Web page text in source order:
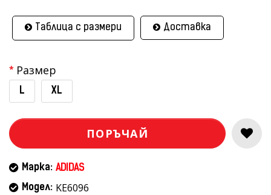
Таблица с размери Доставка
Размер
L XL
ПОРЪЧАЙ
Марка: ADIDAS
Модел: KE6096